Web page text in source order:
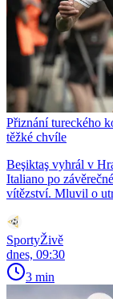
Přiznání tureckého
těžké chvíle
Beşiktaş vyhrál v
Italiano po
vítězství. Mluvil o
SportyŽivě
dnes, 09:30
3 min